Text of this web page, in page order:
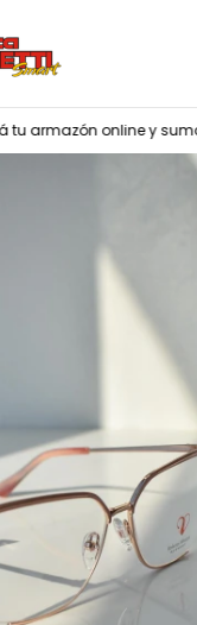
armazón online y